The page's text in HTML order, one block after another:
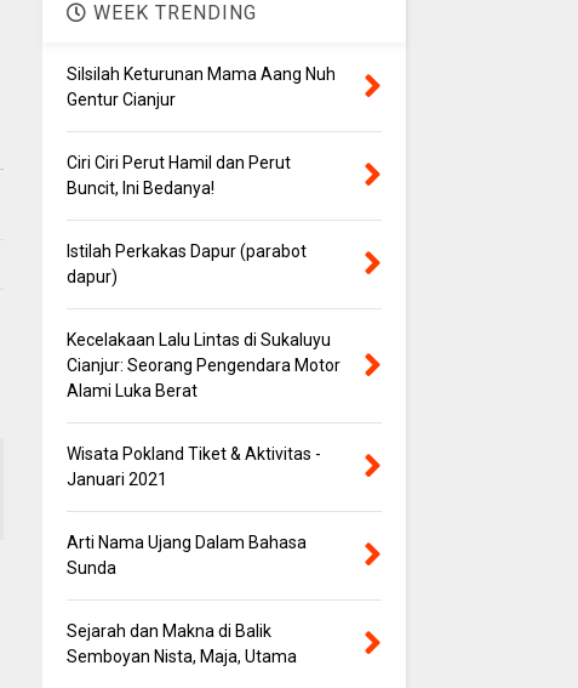
WEEK TRENDING
Silsilah Keturunan Mama Aang Nuh
Gentur Cianjur
Ciri Ciri Perut Hamil dan Perut
Buncit, Ini Bedanya!
Istilah Perkakas Dapur (parabot
dapur)
Kecelakaan Lalu Lintas di Sukaluyu
Cianjur: Seorang Pengendara Motor
Alami Luka Berat
Wisata Pokland Tiket & Aktivitas -
Januari 2021
Arti Nama Ujang Dalam Bahasa
Sunda
Sejarah dan Makna di Balik
Semboyan Nista, Maja, Utama